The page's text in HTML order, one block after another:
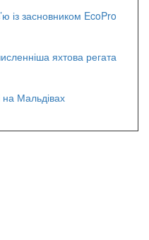
із засновником EcoPro
яхтова регата
на Мальдівах